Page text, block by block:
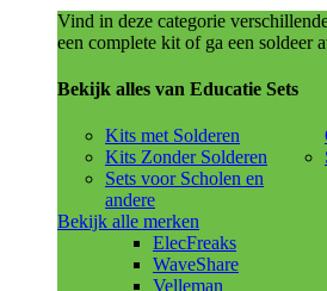
Vind in deze categorie
een complete kit of ga een soldeer
Bekijk alles van Educatie Sets
Kits met Solderen
Kits Zonder Solderen
Sets voor Scholen en
andere
Bekijk alle merken
ElecFreaks
WaveShare
Velleman